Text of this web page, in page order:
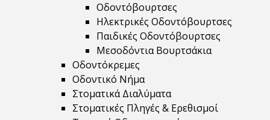
Οδοντόβουρτσες
Ηλεκτρικές Οδοντόβουρτσες
Παιδικές Οδοντόβουρτσες
Μεσοδόντια Βουρτσάκια
Οδοντόκρεμες
Οδοντικό Νήμα
Στοματικά Διαλύματα
Στοματικές Πληγές & Ερεθισμοί